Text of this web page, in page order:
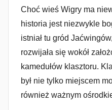
Choć wieś Wigry ma
historia jest niezwykle
istniał tu gród
rozwijała się wokół
kamedułów klasztoru.
był nie tylko miejscem
również ważnym